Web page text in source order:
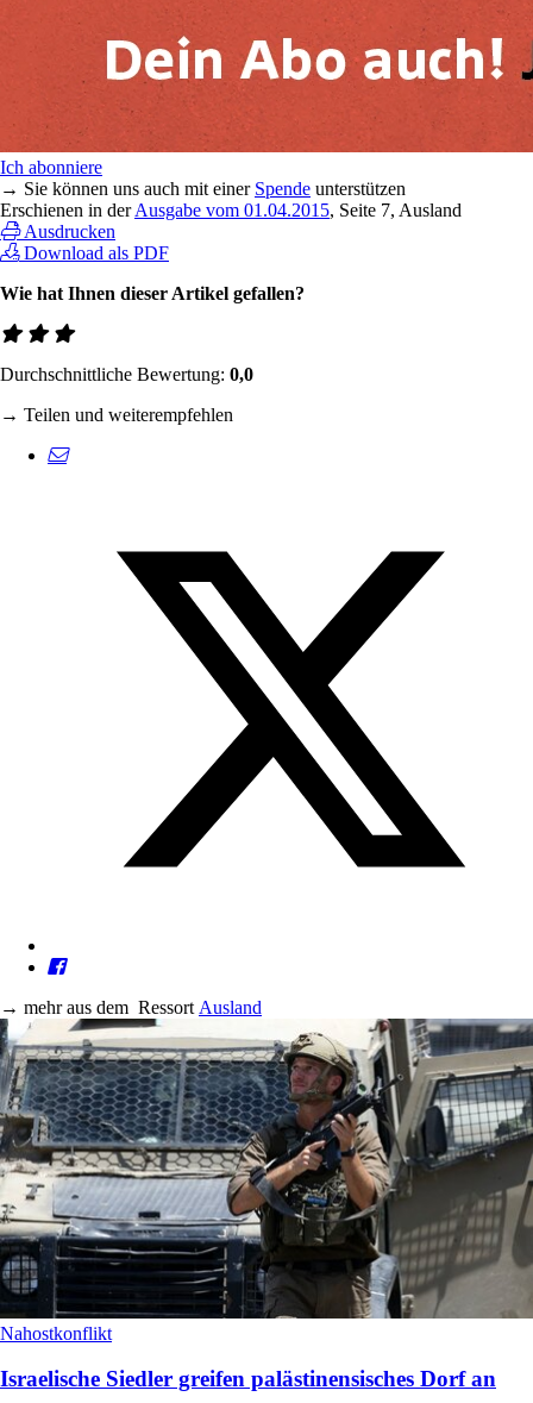
Ich abonniere
→ Sie können uns auch mit einer Spende unterstützen
Erschienen in derAusgabe vom 01.04.2015, Seite 7, Ausland
Ausdrucken
Download als PDF
Wie hat Ihnen dieser Artikel gefallen?
Durchschnittliche Bewertung: 0,0
→ Teilen und weiterempfehlen
→ mehr aus dem Ressort Ausland
Nahostkonflikt
Israelische Siedler greifen palästinensisches Dorf an